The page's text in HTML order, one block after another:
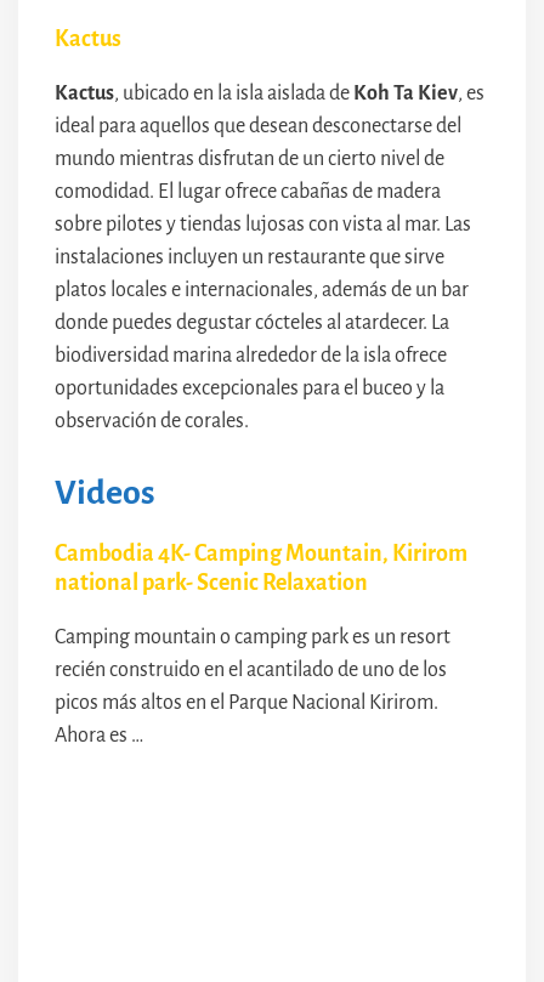
Kactus
Kactus, ubicado en la isla aislada de Koh Ta Kiev, es
ideal para aquellos que desean desconectarse del
mundo mientras disfrutan de un cierto nivel de
comodidad. El lugar ofrece cabañas de madera
sobre pilotes y tiendas lujosas con vista al mar. Las
instalaciones incluyen un restaurante que sirve
platos locales e internacionales, además de un bar
donde puedes degustar cócteles al atardecer. La
biodiversidad marina alrededor de la isla ofrece
oportunidades excepcionales para el buceo y la
observación de corales.
Videos
Cambodia 4K- Camping Mountain, Kirirom
national park- Scenic Relaxation
Camping mountain o camping park es un resort
recién construido en el acantilado de uno de los
picos más altos en el Parque Nacional Kirirom.
Ahora es …